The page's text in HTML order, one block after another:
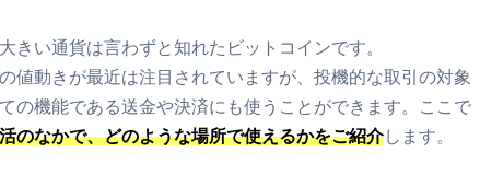
きい通貨は言わずと知れたビットコインです。
値動きが最近は注目されていますが、投機的な取引の対象
の機能である送金や決済にも使うことができます。ここで
のなかで、どのような場所で使えるかをご紹介します。